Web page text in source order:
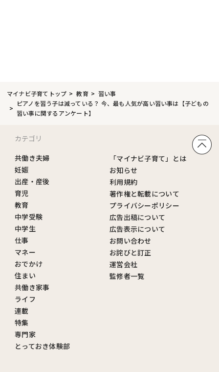
マイナビ子育てトップ 教育
習い事
ピアノを習う子は減っている？ 今、最も人気が高い習い事は【子どもの
習い事に関するアンケート】
カテゴリ
共働き夫婦
妊娠
出産・産後
育児
教育
中学受験
中学生
仕事
マネー
おでかけ
住まい
共働き家事
ライフ
連載
特集
専門家
とっておき体験部
「マイナビ子育て」とは
お知らせ
利用規約
著作権と転載について
プライバシーポリシー
広告出稿について
広告表示について
お問い合わせ
お詫びと訂正
運営会社
監修者一覧